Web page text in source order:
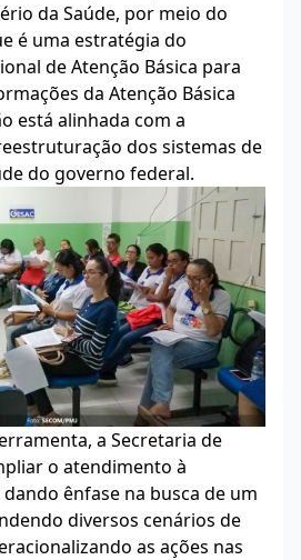
da Saúde, por meio do
é uma estratégia do
de Atenção Básica para
da Atenção Básica
está alinhada com a
dos sistemas de
do governo federal.
a Secretaria de
o atendimento à
ênfase na busca de um
diversos cenários de
as ações nas